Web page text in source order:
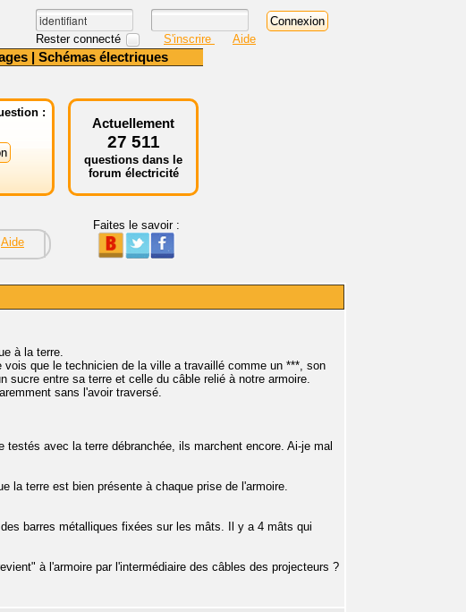
Rester connecté S'inscrire Aide
| Schémas électriques
:
Actuellement
27 511
questions dans le
forum électricité
Aide
Faites le savoir :
à la terre.
que le technicien de la ville a travaillé comme un ***, son
entre sa terre et celle du câble relié à notre armoire.
sans l'avoir traversé.
avec la terre débranchée, ils marchent encore. Ai-je mal
la terre est bien présente à chaque prise de l'armoire.
barres métalliques fixées sur les mâts. Il y a 4 mâts qui
à l'armoire par l'intermédiaire des câbles des projecteurs ?